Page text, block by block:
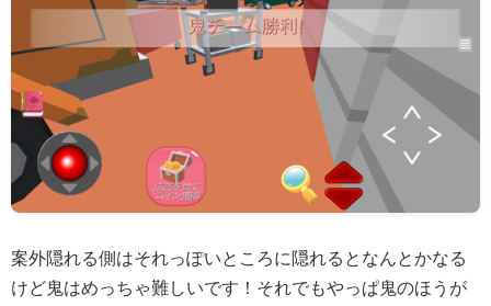
案外隠れる側はそれっぽいところに隠れるとなんとかなる
けど鬼はめっちゃ難しいです！それでもやっぱ鬼のほうが